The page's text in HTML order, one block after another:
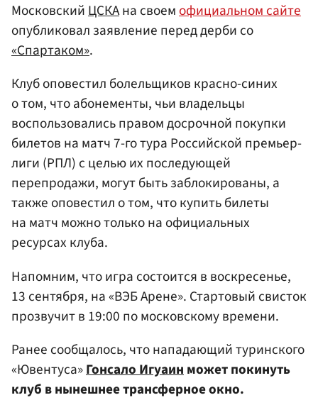
МосковскийЦСКАна своемофициальном сайте
опубликовал заявление перед дерби со
«Спартаком».
Клуб оповестил болельщиков красно-синих
о том, что абонементы, чьи владельцы
воспользовались правом досрочной покупки
билетов на матч 7-го тура Российской премьер-
лиги (РПЛ) с целью их последующей
перепродажи, могут быть заблокированы, а
также оповестил о том, что купить билеты
на матч можно только на официальных
ресурсах клуба.
Напомним, что игра состоится в воскресенье,
13 сентября, на «ВЭБ Арене». Стартовый свисток
прозвучит в 19:00 по московскому времени.
Ранее сообщалось, что нападающий туринского
«Ювентуса»Гонсало Игуаинможет покинуть
клуб в нынешнее трансферное окно.